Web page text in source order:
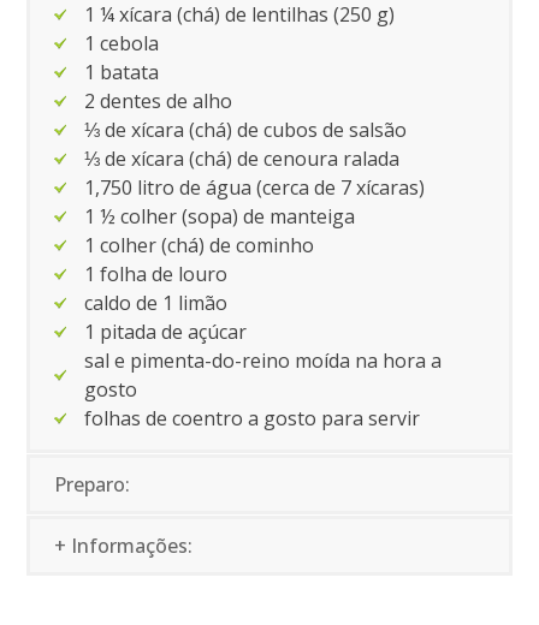
1 ¼ xícara (chá) de lentilhas (250 g)
1 cebola
1 batata
2 dentes de alho
⅓ de xícara (chá) de cubos de salsão
⅓ de xícara (chá) de cenoura ralada
1,750 litro de água (cerca de 7 xícaras)
1 ½ colher (sopa) de manteiga
1 colher (chá) de cominho
1 folha de louro
caldo de 1 limão
1 pitada de açúcar
sal e pimenta-do-reino moída na hora a
gosto
folhas de coentro a gosto para servir
Preparo:
+ Informações: